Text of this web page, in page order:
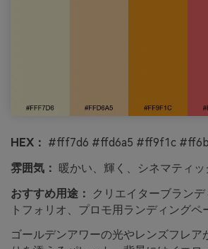
HEX： #fff7d6 #ffd6a5 #ff9f1c
雰囲気： 暖かい、輝く、シネマティッ
おすすめ用途：
クリエイターブラン
トフォリオ、プロモ用ランディングペ
ゴールデンアワーの光やレンズフレア